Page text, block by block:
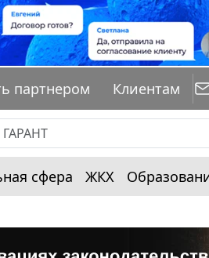
партнером Клиентам
сфера ЖКХ